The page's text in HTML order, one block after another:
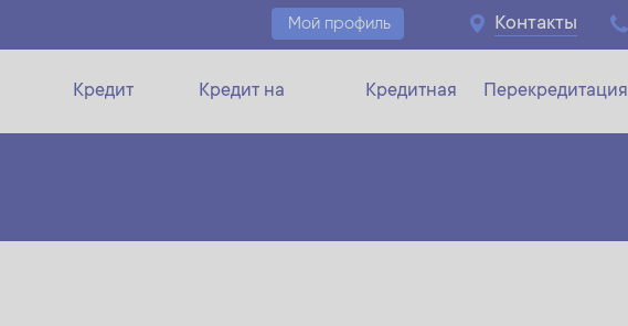
Мой профиль Контакты
Кредит Кредит на Кредитная Перекредитация